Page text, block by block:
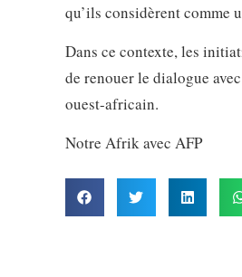
qu’ils considèrent comme
Dans ce contexte, les
de renouer le dialogue
ouest-africain.
Notre Afrik avec AFP